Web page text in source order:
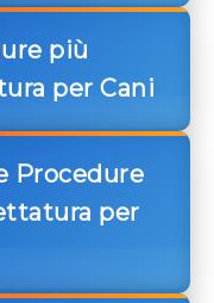
più
per Cani
Procedure
per